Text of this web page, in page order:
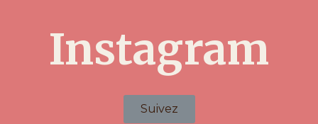
Instagram
Suivez